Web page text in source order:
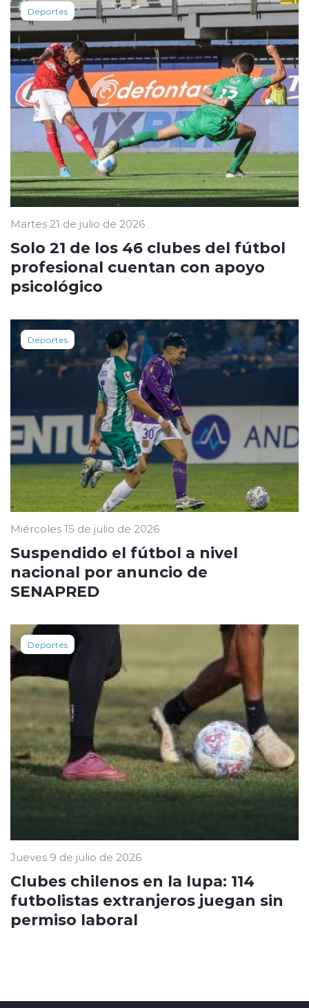
Deportes
Martes 21 de julio de 2026
Solo 21 de los 46 clubes del fútbol
profesional cuentan con apoyo
psicológico
Deportes
Miércoles 15 de julio de 2026
Suspendido el fútbol a nivel
nacional por anuncio de
SENAPRED
Deportes
Jueves 9 de julio de 2026
Clubes chilenos en la lupa: 114
futbolistas extranjeros juegan sin
permiso laboral